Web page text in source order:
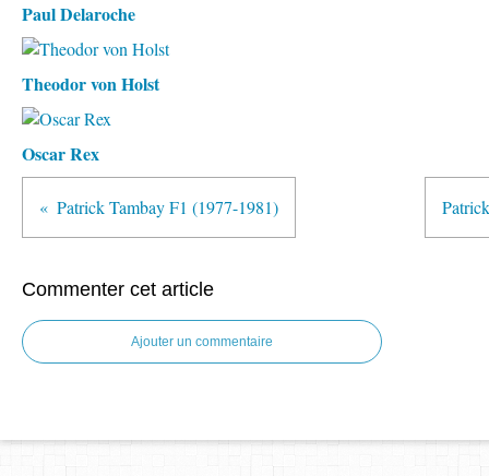
Paul Delaroche
Theodor von Holst
Oscar Rex
Patrick Tambay F1 (1977-1981)
Commenter cet article
Ajouter un commentaire